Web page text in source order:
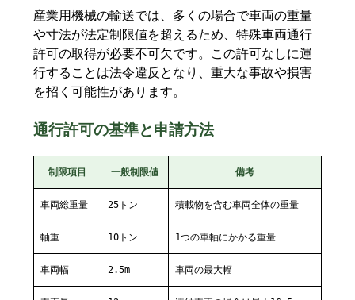
産業用機械の輸送では、多くの場合で車両の重量
や寸法が法定制限値を超えるため、特殊車両通行
許可の取得が必要不可欠です。この許可なしに運
行することは法令違反となり、重大な事故や損害
を招く可能性があります。
通行許可の基準と申請方法
制限項目 一般制限値 備考
車両総重量 25トン 積載物を含む車両全体の重量
軸重 10トン 1つの車軸にかかる重量
車両幅 2.5m 車両の最大幅